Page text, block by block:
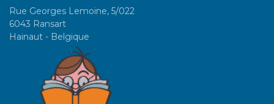
Rue Georges Lemoine, 5/022
6043 Ransart
Hainaut - Belgique